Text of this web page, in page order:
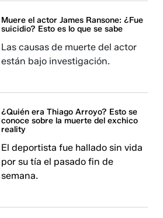
Muere el actor James Ransone: ¿Fue
suicidio? Esto es lo que se sabe
Las causas de muerte del actor
están bajo investigación.
¿Quién era Thiago Arroyo? Esto se
conoce sobre la muerte del exchico
reality
El deportista fue hallado sin vida
por su tía el pasado fin de
semana.